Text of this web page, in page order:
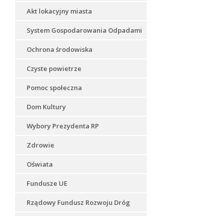
Akt lokacyjny miasta
System Gospodarowania Odpadami
Ochrona środowiska
Czyste powietrze
Pomoc społeczna
Dom Kultury
Wybory Prezydenta RP
Zdrowie
Oświata
Fundusze UE
Rządowy Fundusz Rozwoju Dróg